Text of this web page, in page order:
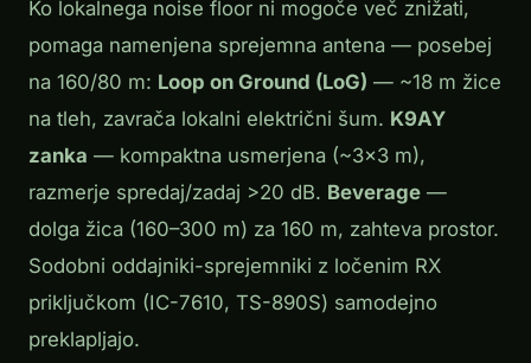
Ko lokalnega noise floor ni mogoče več znižati,
pomaga namenjena sprejemna antena — posebej
na 160/80 m: Loop on Ground (LoG) — ~18 m žice
na tleh, zavrača lokalni električni šum. K9AY
zanka — kompaktna usmerjena (~3×3 m),
razmerje spredaj/zadaj >20 dB. Beverage —
dolga žica (160–300 m) za 160 m, zahteva prostor.
Sodobni oddajniki-sprejemniki z ločenim RX
priključkom (IC-7610, TS-890S) samodejno
preklapljajo.